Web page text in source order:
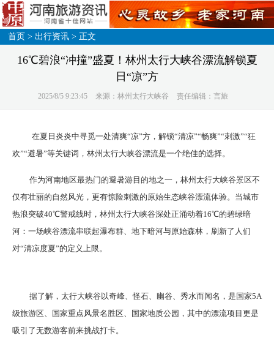
首页 >出行资讯 > 正文
16℃碧浪“冲撞”盛夏！林州太行大峡谷漂流解锁夏
日“凉”方
2025/8/5 9:23:45 来源：林州太行大峡谷 责任编辑：言旅
在夏日炎炎中寻觅一处清爽“凉”方，解锁“清凉”“畅爽”“刺激”“狂
欢”“避暑”等关键词，林州太行大峡谷漂流是一个绝佳的选择。
作为河南地区最热门的避暑游目的地之一，林州太行大峡谷景区不
仅有壮丽的自然风光，更有惊险刺激的原始生态峡谷漂流体验。当城市
热浪突破40℃警戒线时，林州太行大峡谷深处正涌动着16℃的碧绿暗
河：一场峡谷漂流串联起瀑布群、地下暗河与原始森林，刷新了人们
对“清凉度夏”的定义上限。
据了解，太行大峡谷以奇峰、怪石、幽谷、秀水而闻名，是国家5A
级旅游区、国家重点风景名胜区、国家地质公园，其中的漂流项目更是
吸引了无数游客前来挑战打卡。